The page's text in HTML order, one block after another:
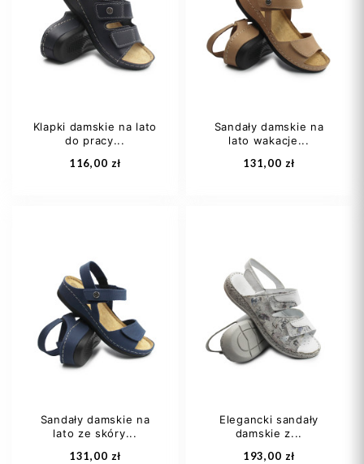
37
39
Dodaj do koszyka
38
40
41
Dodaj do koszyka
Klapki damskie na lato
do pracy...
116,00 zł
37
39
40 +1
Dodaj do koszyka
Sandały damskie na
lato wakacje...
131,00 zł
41
Dodaj do koszyka
Sandały damskie na
lato ze skóry...
131,00 zł
Elegancki sandały
damskie z...
193,00 zł